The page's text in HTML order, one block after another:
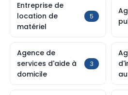
Entreprise de
location de
matériel
5
Agence de
services d'aide à
domicile
3